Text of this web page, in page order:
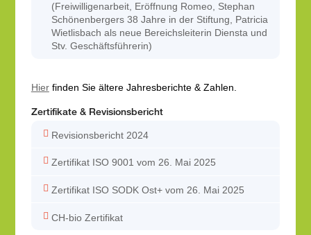
(Freiwilligenarbeit, Eröffnung Romeo, Stephan
Schönenbergers 38 Jahre in der Stiftung, Patricia
Wietlisbach als neue Bereichsleiterin Diensta und
Stv. Geschäftsführerin)
Hierfinden Sie ältere Jahresberichte & Zahlen.
Zertifikate & Revisionsbericht
Revisionsbericht 2024
Zertifikat ISO 9001 vom 26. Mai 2025
Zertifikat ISO SODK Ost+ vom 26. Mai 2025
CH-bio Zertifikat